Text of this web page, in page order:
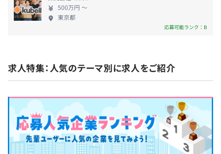
ペアプロ、チケット駆動開発
契約更新の上限
インターン参加中は3カ月間使用期間あり
※インターン生時の時給は1226/h
500万円 〜
東京都
応募可能ランク：B
求人特集：人気のテーマ別に求人をご紹介